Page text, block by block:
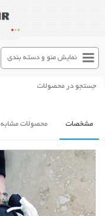
نمایش منو و دسته بندی
مشخصات محصولات مشابه